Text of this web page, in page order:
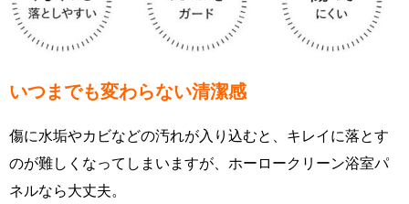
いつまでも変わらない清潔感
傷に水垢やカビなどの汚れが入り込むと、キレイに落とす
のが難しくなってしまいますが、ホーロークリーン浴室パ
ネルなら大丈夫。